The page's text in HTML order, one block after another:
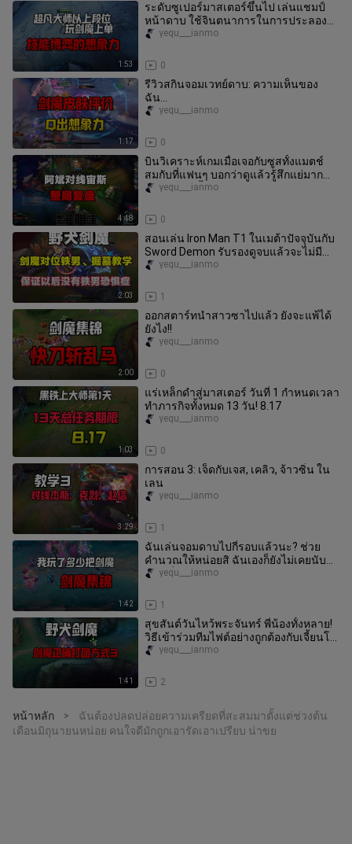
1:53
ระดับซูเปอร์มาสเตอร์ขึ้นไป เล่นแชมป์
หน้าดาบ ใช้จินตนาการในการประลอง
สกิล ส่วนเล่นโหมดธรรมดาแค่สนุกไปก
0
yequ___ianmo
1:17
รีวิวสกินจอมเวทย์ดาบ: ความเห็นของ
ฉัน…
0
yequ___ianmo
4:48
บินวิเคราะห์เกมเมื่อเจอกับซูสทั้งแมตช์
สมกับที่แฟนๆ บอกว่าดูแล้วรู้สึกแย่มาก
สำหรับเกมนี้!
0
yequ___ianmo
2:03
สอนเล่น Iron Man T1 ในเมต้าปัจจุบันกับ
Sword Demon รับรองดูจบแล้วจะไม่มี
อาการกลัว Iron Man อีกต่อไป!
1
yequ___ianmo
2:00
ออกสตาร์ทนำสาวซาไปแล้ว ยังจะแพ้ได้
ยังไง!!
0
yequ___ianmo
1:03
แร่เหล็กดำสู่มาสเตอร์ วันที่ 1 กำหนดเวลา
ทำภารกิจทั้งหมด 13 วัน! 8.17
0
yequ___ianmo
3:29
การสอน 3: เจ็ดกับเจส, เคลิว, จ้าวซิ่น ใน
เลน
1
yequ___ianmo
1:42
ฉันเล่นจอมดาบไปกี่รอบแล้วนะ? ช่วย
คำนวณให้หน่อยสิ ฉันเองก็ยังไม่เคยนับ
เลย เพื่อนรัก
1
yequ___ianmo
1:41
สุขสันต์วันไหว้พระจันทร์ พี่น้องทั้งหลาย!
วิธีเข้าร่วมทีมไฟต์อย่างถูกต้องกับเจี้ยนโม
3
2
yequ___ianmo
หน้าหลัก >
ฉันต้องปลดปล่อยความเครียดที่สะสมมาตั้งแต่ช่วงต้น
เดือนมิถุนายนหน่อย คนใจดีมักถูกเอารัดเอาเปรียบ น่าขย